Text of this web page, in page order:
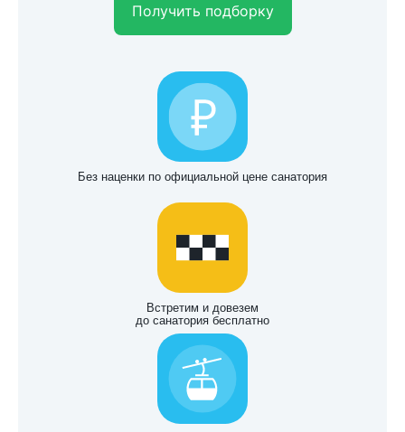
Получить подборку
Без наценки по официальной цене санатория
Встретим и довезем
до санатория бесплатно